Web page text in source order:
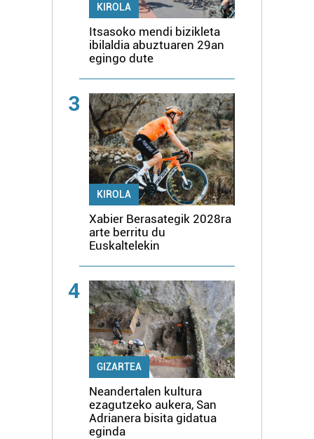
KIROLA
Itsasoko mendi bizikleta
ibilaldia abuztuaren 29an
egingo dute
3
KIROLA
Xabier Berasategik 2028ra
arte berritu du
Euskaltelekin
4
GIZARTEA
Neandertalen kultura
ezagutzeko aukera, San
Adrianera bisita gidatua
eginda